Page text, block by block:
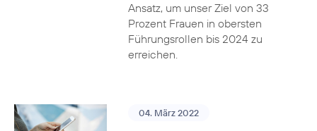
Ansatz, um unser Ziel von 33
Prozent Frauen in obersten
Führungsrollen bis 2024 zu
erreichen.
04. März 2022